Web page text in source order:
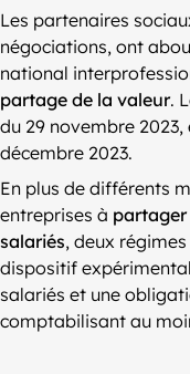
Les partenaires
négociations, ont
national
partage de la valeur.
du 29 novembre
décembre 2023.
En plus de différents
entreprises à partager
salariés, deux
dispositif
salariés et une
comptabilisant au